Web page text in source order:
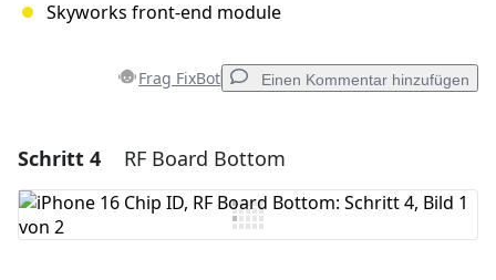
Skyworks front-end module
Frag FixBot Einen Kommentar hinzufügen
Einen Kommentar hinzufügen
Kommentar hinzufügen
Schritt 4 RF Board Bottom